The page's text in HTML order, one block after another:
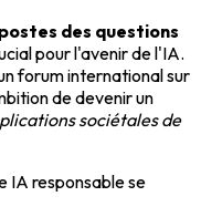
des questions
pour l'avenir de l'IA.
forum international sur
de devenir un
sociétales de
IA responsable se